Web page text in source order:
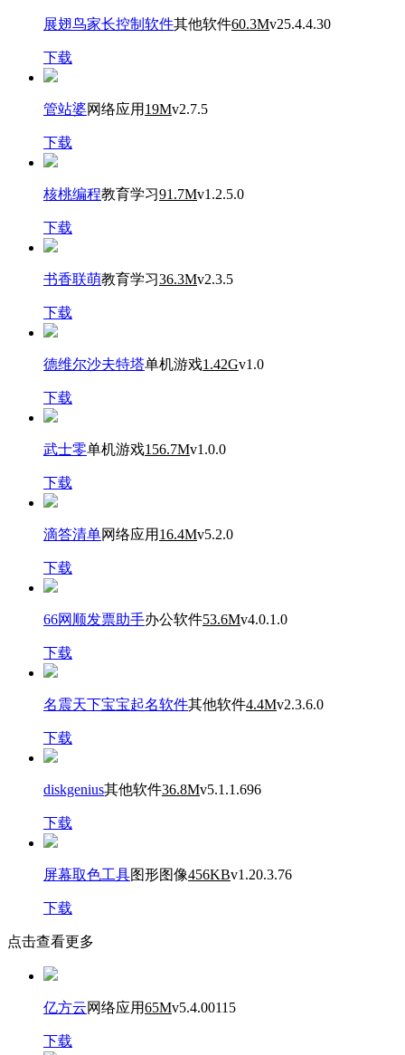
展翅鸟家长控制软件其他软件60.3Mv25.4.4.30
下载
管站婆网络应用 19Mv2.7.5
下载
核桃编程教育学习91.7Mv1.2.5.0
下载
书香联萌教育学习36.3Mv2.3.5
下载
德维尔沙夫特塔单机游戏1.42Gv1.0
下载
武士零单机游戏156.7Mv1.0.0
下载
滴答清单网络应用 16.4Mv5.2.0
下载
66网顺发票助手办公软件53.6Mv4.0.1.0
下载
名震天下宝宝起名软件其他软件4.4Mv2.3.6.0
下载
diskgenius其他软件36.8Mv5.1.1.696
下载
屏幕取色工具图形图像456KBv1.20.3.76
下载
点击查看更多
亿方云网络应用65Mv5.4.00115
下载